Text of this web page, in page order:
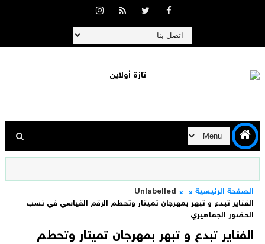
الصفحة الرئيسية
Unlabelled
الفناير تبدع و تبهر بمهرجان تميتار وتحطم الرقم القياسي في نسب
الحضور الجماهيري
الفناير تبدع و تبهر بمهرجان تميتار وتحطم